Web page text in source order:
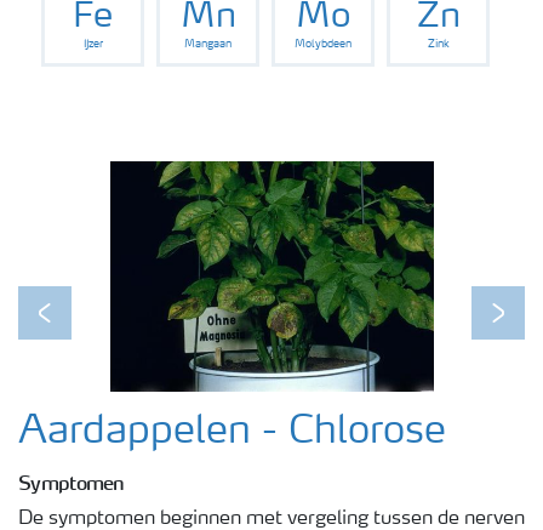
Fe
IJzer
Mn
Mangaan
Mo
Molybdeen
Zn
Zink
Previous Next
Aardappelen - Chlorose
Symptomen
De symptomen beginnen met vergeling tussen de nerven